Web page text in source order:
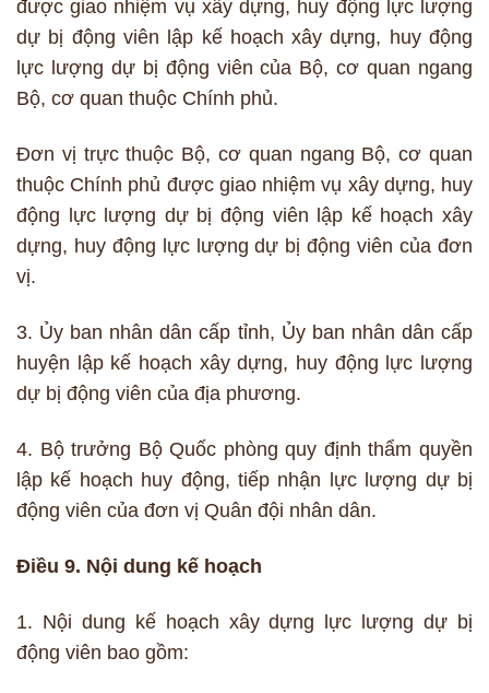
được giao nhiệm vụ xây dựng, huy động lực lượng
dự bị động viên lập kế hoạch xây dựng, huy động
lực lượng dự bị động viên của Bộ, cơ quan ngang
Bộ, cơ quan thuộc Chính phủ.
Đơn vị trực thuộc Bộ, cơ quan ngang Bộ, cơ quan
thuộc Chính phủ được giao nhiệm vụ xây dựng, huy
động lực lượng dự bị động viên lập kế hoạch xây
dựng, huy động lực lượng dự bị động viên của đơn
vị.
3. Ủy ban nhân dân cấp tỉnh, Ủy ban nhân dân cấp
huyện lập kế hoạch xây dựng, huy động lực lượng
dự bị động viên của địa phương.
4. Bộ trưởng Bộ Quốc phòng quy định thẩm quyền
lập kế hoạch huy động, tiếp nhận lực lượng dự bị
động viên của đơn vị Quân đội nhân dân.
Điều 9. Nội dung kế hoạch
1. Nội dung kế hoạch xây dựng lực lượng dự bị
động viên bao gồm: